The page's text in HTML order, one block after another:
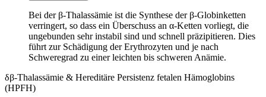
Bei der β-Thalassämie ist die Synthese der β-Globinketten
verringert, so dass ein Überschuss an α-Ketten vorliegt, die
ungebunden sehr instabil sind und schnell präzipitieren. Dies
führt zur Schädigung der Erythrozyten und je nach
Schweregrad zu einer leichten bis schweren Anämie.
δβ-Thalassämie & Hereditäre Persistenz fetalen Hämoglobins
(HPFH)